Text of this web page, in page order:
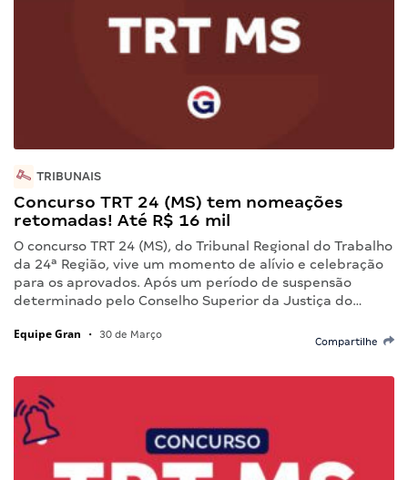
TRIBUNAIS
Concurso TRT 24 (MS) tem nomeações
retomadas! Até R$ 16 mil
O concurso TRT 24 (MS), do Tribunal Regional do Trabalho
da 24ª Região, vive um momento de alívio e celebração
para os aprovados. Após um período de suspensão
determinado pelo Conselho Superior da Justiça do…
Equipe Gran • 30 de Março
Compartilhe